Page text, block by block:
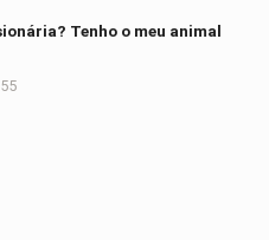
Tenho o meu animal